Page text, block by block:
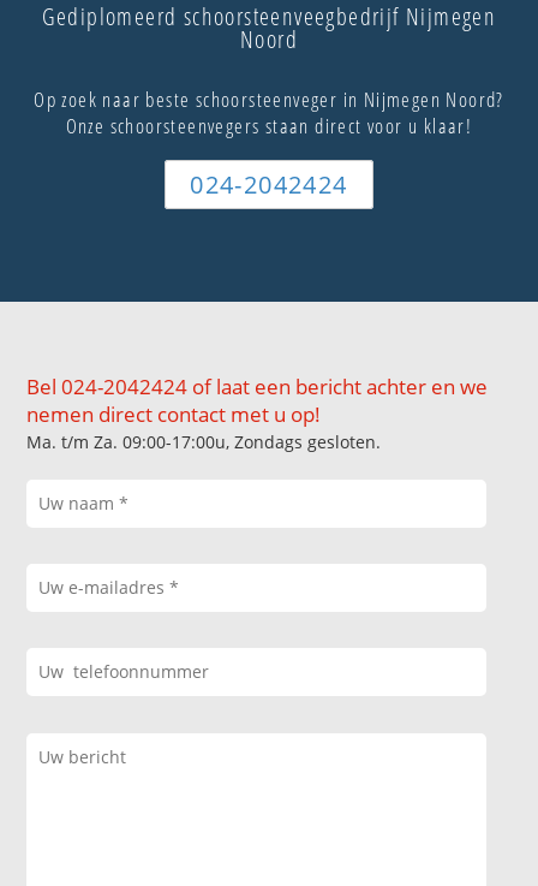
Gediplomeerd schoorsteenveegbedrijf Nijmegen
Noord
Op zoek naar beste schoorsteenveger in Nijmegen Noord?
Onze schoorsteenvegers staan direct voor u klaar!
024-2042424
Bel 024-2042424 of laat een bericht achter en we
nemen direct contact met u op!
Ma. t/m Za. 09:00-17:00u, Zondags gesloten.